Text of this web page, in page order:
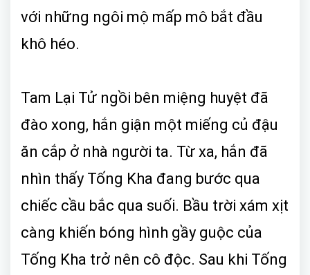
với những ngôi mộ mấp mô bắt đầu
khô héo.
Tam Lại Tử ngồi bên miệng huyệt đã
đào xong, hắn giận một miếng củ đậu
ăn cắp ở nhà người ta. Từ xa, hắn đã
nhìn thấy Tống Kha đang bước qua
chiếc cầu bắc qua suối. Bầu trời xám xịt
càng khiến bóng hình gầy guộc của
Tống Kha trở nên cô độc. Sau khi Tống